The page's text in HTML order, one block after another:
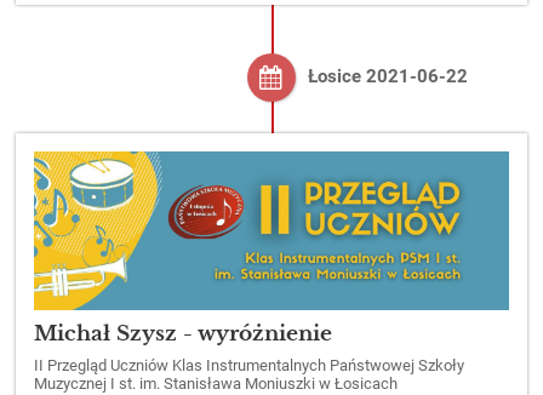
Łosice 2021-06-22
Michał Szysz - wyróżnienie
II Przegląd Uczniów Klas Instrumentalnych Państwowej Szkoły
Muzycznej I st. im. Stanisława Moniuszki w Łosicach